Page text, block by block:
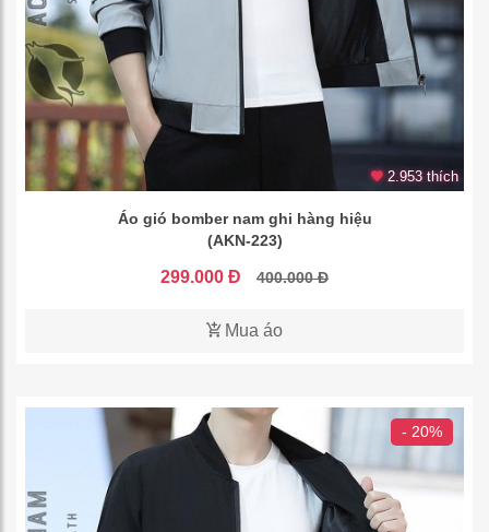
2.953 thích
Áo gió bomber nam ghi hàng hiệu
(AKN-223)
299.000 Đ 400.000 Đ
Mua áo
- 20%